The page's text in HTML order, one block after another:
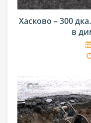
Хасково – 300
в